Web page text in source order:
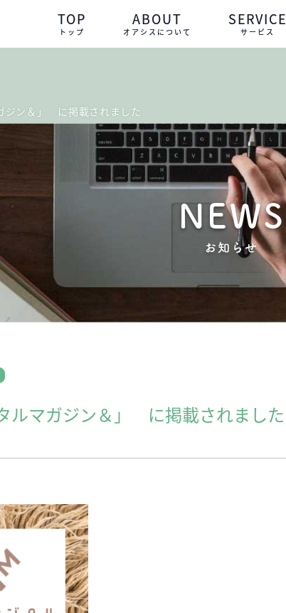
TOP
トップ
ABOUT
オアシスについて
SERVICE
サービス
ジン＆」 に掲載されました
NEWS
お知らせ
ルマガジン＆」 に掲載されました